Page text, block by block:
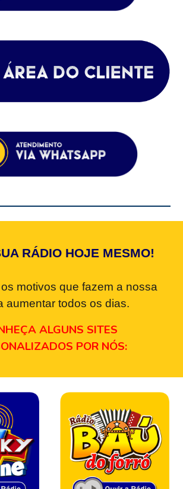
RÁDIO HOJE MESMO!
motivos que fazem a nossa
aumentar todos os dias.
ALGUNS SITES
POR NÓS: